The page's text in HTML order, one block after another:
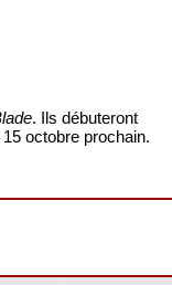
. Ils débuteront
octobre prochain.